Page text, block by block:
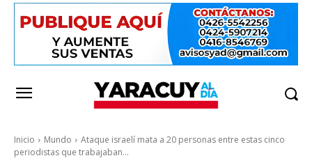
Inicio Mundo
Ataque israelí mata a 20 personas entre estas cinco
periodistas que trabajaban...